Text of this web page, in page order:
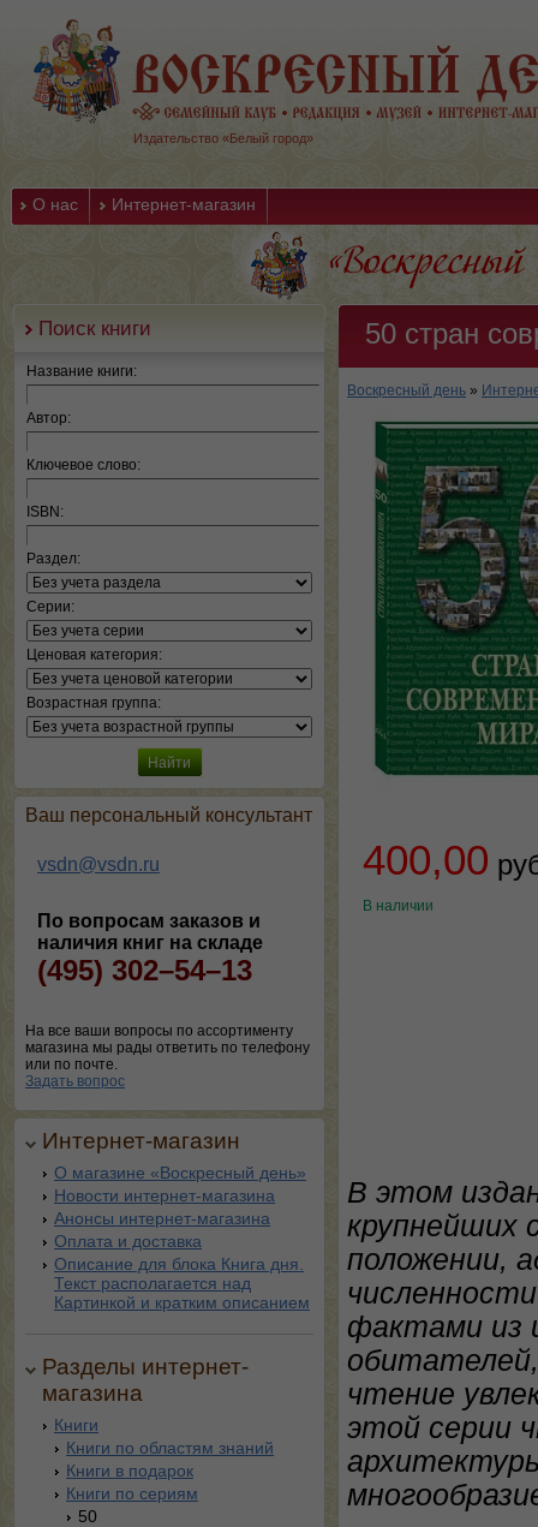
Издательство «Белый город»
О нас Интернет-магазин
Поиск книги
Название книги:
Автор:
Ключевое слово:
ISBN:
Раздел:
Серии:
Ценовая категория:
Возрастная группа:
Ваш персональный консультант
vsdn@vsdn.ru
По вопросам заказов и
наличия книг на складе
(495) 302–54–13
На все ваши вопросы по ассортименту
магазина мы рады ответить по телефону
или по почте.
Задать вопрос
Интернет-магазин
О магазине «Воскресный день»
Новости интернет-магазина
Анонсы интернет-магазина
Оплата и доставка
Описание для блока Книга дня.
Текст располагается над
Картинкой и кратким описанием
Разделы интернет-
магазина
Книги
Книги по областям знаний
Книги в подарок
Книги по сериям
50
50 стран
Воскресный день »
400,00
В наличии
В этом
крупнейших
положении,
фактами из
чтение
этой серии